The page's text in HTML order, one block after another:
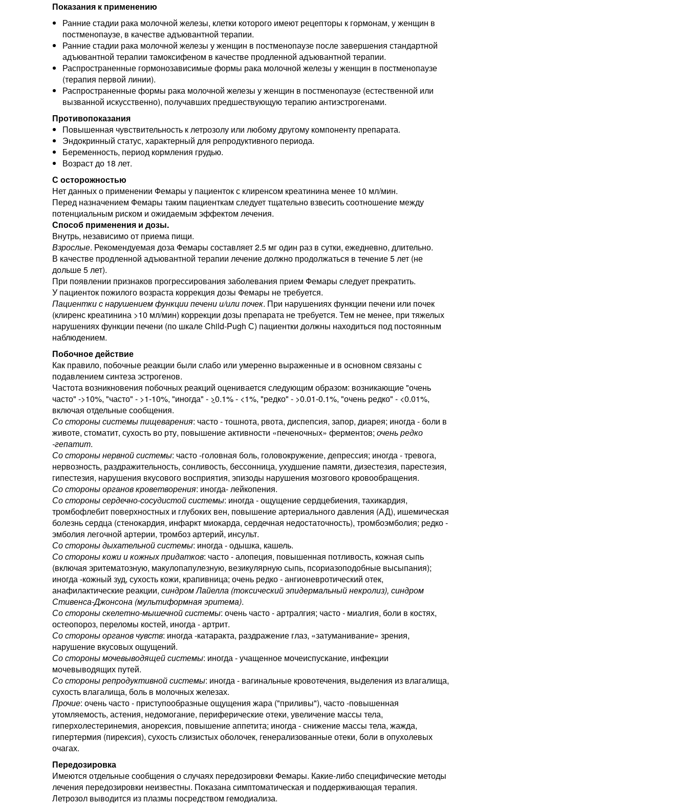
Показания к применению
Ранние стадии рака молочной железы, клетки которого имеют рецепторы к гормонам, у женщин в
постменопаузе, в качестве адъювантной терапии.
Ранние стадии рака молочной железы у женщин в постменопаузе после завершения стандартной
адъювантной терапии тамоксифеном в качестве продленной адъювантной терапии.
Распространенные гормонозависимые формы рака молочной железы у женщин в постменопаузе
(терапия первой линии).
Распространенные формы рака молочной железы у женщин в постменопаузе (естественной или
вызванной искусственно), получавших предшествующую терапию антиэстрогенами.
Противопоказания
Повышенная чувствительность к летрозолу или любому другому компоненту препарата.
Эндокринный статус, характерный для репродуктивного периода.
Беременность, период кормления грудью.
Возраст до 18 лет.
С осторожностью
Нет данных о применении Фемары у пациенток с клиренсом креатинина менее 10 мл/мин.
Перед назначением Фемары таким пациенткам следует тщательно взвесить соотношение между
потенциальным риском и ожидаемым эффектом лечения.
Способ применения и дозы.
Внутрь, независимо от приема пищи.
Взрослые. Рекомендуемая доза Фемары составляет 2.5 мг один раз в сутки, ежедневно, длительно.
В качестве продленной адъювантной терапии лечение должно продолжаться в течение 5 лет (не
дольше 5 лет).
При появлении признаков прогрессирования заболевания прием Фемары следует прекратить.
У пациенток пожилого возраста коррекция дозы Фемары не требуется.
Пациентки с нарушением функции печени и/или почек. При нарушениях функции печени или почек
(клиренс креатинина >10 мл/мин) коррекции дозы препарата не требуется. Тем не менее, при тяжелых
нарушениях функции печени (по шкале Child-Pugh С) пациентки должны находиться под постоянным
наблюдением.
Побочное действие
Как правило, побочные реакции были слабо или умеренно выраженные и в основном связаны с
подавлением синтеза эстрогенов.
Частота возникновения побочных реакций оценивается следующим образом: возникающие "очень
часто" ->10%, "часто" - >1-10%, "иногда" - >0.1% - <1%, "редко" - >0.01-0.1%, "очень редко" - <0.01%,
включая отдельные сообщения.
Со стороны системы пищеварения: часто - тошнота, рвота, диспепсия, запор, диарея; иногда - боли в
животе, стоматит, сухость во рту, повышение активности «печеночных» ферментов; очень редко
-гепатит.
Со стороны нервной системы: часто -головная боль, головокружение, депрессия; иногда - тревога,
нервозность, раздражительность, сонливость, бессонница, ухудшение памяти, дизестезия, парестезия,
гипестезия, нарушения вкусового восприятия, эпизоды нарушения мозгового кровообращения.
Со стороны органов кроветворения: иногда- лейкопения.
Со стороны сердечно-сосудистой системы: иногда - ощущение сердцебиения, тахикардия,
тромбофлебит поверхностных и глубоких вен, повышение артериального давления (АД), ишемическая
болезнь сердца (стенокардия, инфаркт миокарда, сердечная недостаточность), тромбоэмболия; редко -
эмболия легочной артерии, тромбоз артерий, инсульт.
Со стороны дыхательной системы: иногда - одышка, кашель.
Со стороны кожи и кожных придатков: часто - алопеция, повышенная потливость, кожная сыпь
(включая эритематозную, макулопапулезную, везикулярную сыпь, псориазоподобные высыпания);
иногда -кожный зуд, сухость кожи, крапивница; очень редко - ангионевротический отек,
анафилактические реакции, синдром Лайелла (токсический эпидермальный некролиз), синдром
Стивенса-Джонсона (мультиформная эритема).
Со стороны скелетно-мышечной системы: очень часто - артралгия; часто - миалгия, боли в костях,
остеопороз, переломы костей, иногда - артрит.
Со стороны органов чувств: иногда -катаракта, раздражение глаз, «затуманивание» зрения,
нарушение вкусовых ощущений.
Со стороны мочевыводящей системы: иногда - учащенное мочеиспускание, инфекции
мочевыводящих путей.
Со стороны репродуктивной системы: иногда - вагинальные кровотечения, выделения из влагалища,
сухость влагалища, боль в молочных железах.
Прочие: очень часто - приступообразные ощущения жара ("приливы"), часто -повышенная
утомляемость, астения, недомогание, периферические отеки, увеличение массы тела,
гиперхолестеринемия, анорексия, повышение аппетита; иногда - снижение массы тела, жажда,
гипертермия (пирексия), сухость слизистых оболочек, генерализованные отеки, боли в опухолевых
очагах.
Передозировка
Имеются отдельные сообщения о случаях передозировки Фемары. Какие-либо специфические методы
лечения передозировки неизвестны. Показана симптоматическая и поддерживающая терапия.
Летрозол выводится из плазмы посредством гемодиализа.